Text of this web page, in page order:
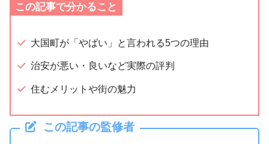
この記事で分かること
大国町が「やばい」と言われる5つの理由
治安が悪い・良いなど実際の評判
住むメリットや街の魅力
この記事の監修者